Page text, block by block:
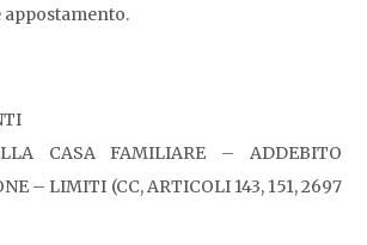
CASA FAMILIARE – ADDEBITO
– LIMITI (CC, ARTICOLI 143, 151, 2697